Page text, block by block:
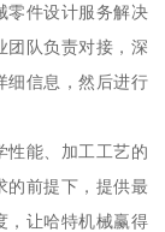
零件设计服务解决
团队负责对接，深
细信息，然后进行
性能、加工工艺的
的前提下，提供最
，让哈特机械赢得